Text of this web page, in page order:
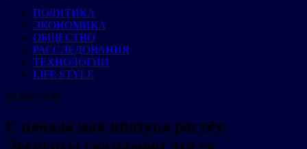
ПОЛИТИКА
ЭКОНОМИКА
ОБЩЕСТВО
РАССЛЕДОВАНИЯ
ТЕХНОЛОГИИ
LIFE STYLE
НОВОСТИ
С начала мая ипотека растёт.
Эксперты связывают это со